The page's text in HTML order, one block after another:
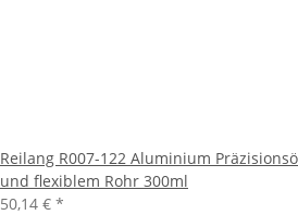
Reilang R007-122 Aluminium
und flexiblem Rohr 300ml
50,14 € *